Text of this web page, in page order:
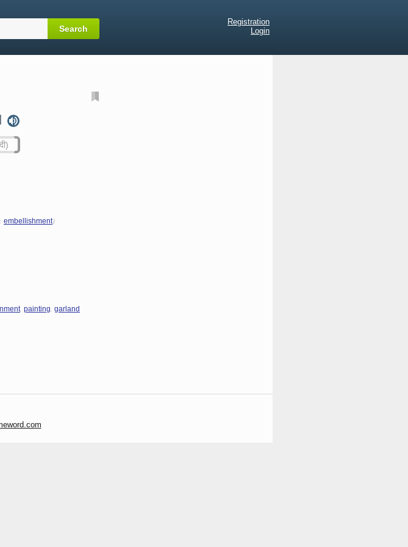
Registration
Login
embellishment)
, painting, garland